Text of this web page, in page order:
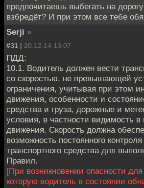
предпочитаешь выбегать на
взбредёт? И при этом все тебе
Serji »
#31 | 20.12.14 13:07
ПДД:
10.1. Водитель должен вести
со скоростью, не превышающей
ограничения, учитывая при этом
движения, особенности и
средства и груза, дорожные и
условия, в частности видимость в
движения. Скорость должна
возможность постоянного
транспортного средства для
Правил.
[При возникновении опасности
которую водитель в состоянии